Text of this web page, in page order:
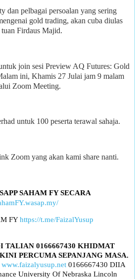
dan pelbagai persoalan yang sering
gold trading, akan cuba diulas
Firdaus Majid.
join sesi Preview AQ Futures: Gold
ini, Khamis 27 Julai jam 9 malam
Zoom Meeting.
untuk 100 peserta terawal sahaja.
Zoom yang akan kami share nanti.
SAHAM FY SECARA
FYhttps://t.me/FaizalYusup
TALIAN 0166667430 KHIDMAT
PERCUMA SEPANJANG MASA.
www.faizalyusup.net 0166667430 DIIA
University Of Nebraska Lincoln